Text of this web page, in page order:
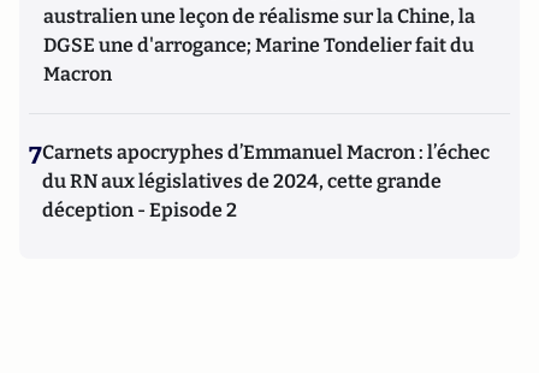
australien une leçon de réalisme sur la Chine, la
DGSE une d'arrogance; Marine Tondelier fait du
Macron
7Carnets apocryphes d’Emmanuel Macron : l’échec
du RN aux législatives de 2024, cette grande
déception - Episode 2